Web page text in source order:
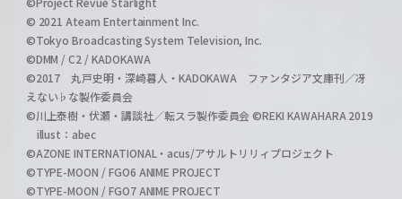
© 2021 Ateam Entertainment Inc.
©Tokyo Broadcasting System Television, Inc.
©DMM / C2 / KADOKAWA
©2017 丸戸史明・深崎暮人・KADOKAWA ファンタジア文庫刊／冴
えない♭な製作委員会
©川上泰樹・伏瀬・講談社／転スラ製作委員会 ©REKI KAWAHARA 2019
illust：abec
©AZONE INTERNATIONAL・acus/アサルトリリィプロジェクト
©TYPE-MOON / FGO6 ANIME PROJECT
©TYPE-MOON / FGO7 ANIME PROJECT